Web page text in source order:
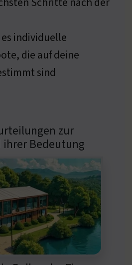
individuelle
die auf deine
sind
zur
Bedeutung